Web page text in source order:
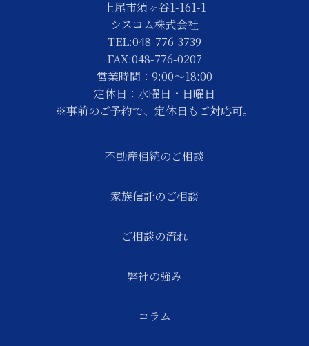
上尾市須ヶ谷1-161-1
シスコム株式会社
TEL:048-776-3739
FAX:048-776-0207
営業時間：9:00～18:00
定休日：水曜日・日曜日
※事前のご予約で、定休日もご対応可。
不動産相続のご相談
家族信託のご相談
ご相談の流れ
弊社の強み
コラム